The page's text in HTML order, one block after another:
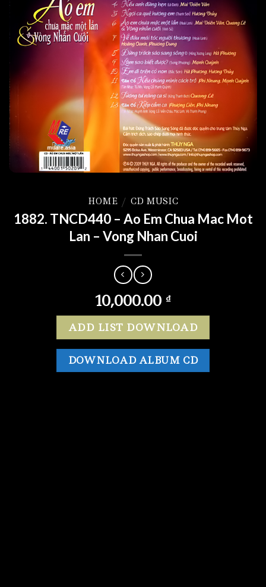
HOME / CD MUSIC
1882. TNCD440 – Ao Em Chua Mac Mot
Lan – Vong Nhan Cuoi
10,000.00 ₫
ADD LIST DOWNLOAD
DOWNLOAD ALBUM CD